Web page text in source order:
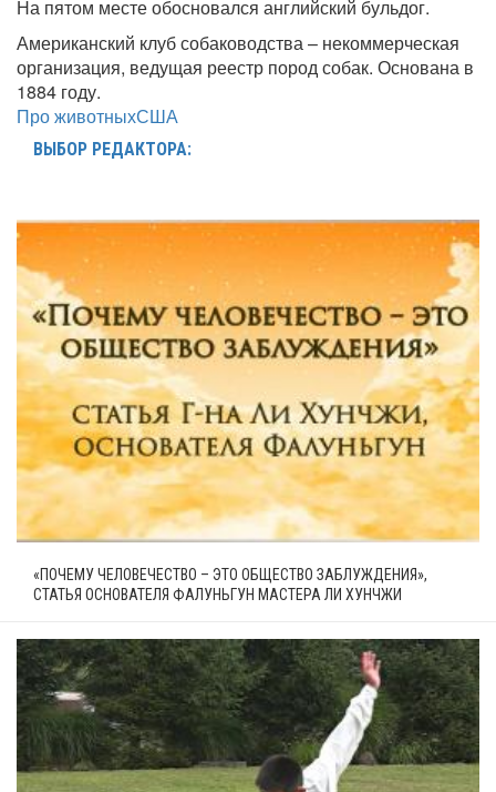
На пятом месте обосновался английский бульдог.
Американский клуб собаководства – некоммерческая
организация, ведущая реестр пород собак. Основана в
1884 году.
Про животныхСША
ВЫБОР РЕДАКТОРА:
«ПОЧЕМУ ЧЕЛОВЕЧЕСТВО – ЭТО ОБЩЕСТВО ЗАБЛУЖДЕНИЯ»,
СТАТЬЯ ОСНОВАТЕЛЯ ФАЛУНЬГУН МАСТЕРА ЛИ ХУНЧЖИ